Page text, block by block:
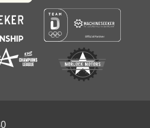
Faust Email.